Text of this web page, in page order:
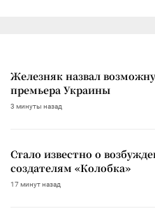
Железняк назвал
премьера Украины
3 минуты назад
Стало известно о
создателям «Колобка»
17 минут назад